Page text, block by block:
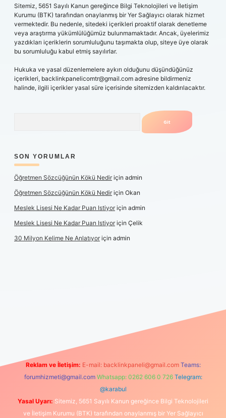
Sitemiz, 5651 Sayılı Kanun gereğince Bilgi Teknolojileri ve İletişim
Kurumu (BTK) tarafından onaylanmış bir Yer Sağlayıcı olarak hizmet
vermektedir. Bu nedenle, sitedeki içerikleri proaktif olarak denetleme
veya araştırma yükümlülüğümüz bulunmamaktadır. Ancak, üyelerimiz
yazdıkları içeriklerin sorumluluğunu taşımakta olup, siteye üye olarak
bu sorumluluğu kabul etmiş sayılırlar.
Hukuka ve yasal düzenlemelere aykırı olduğunu düşündüğünüz
içerikleri, backlinkpanelicomtr@gmail.com adresine bildirmeniz
halinde, ilgili içerikler yasal süre içerisinde sitemizden kaldırılacaktır.
SON YORUMLAR
Öğretmen Sözcüğünün Kökü Nediriçin admin
Öğretmen Sözcüğünün Kökü Nediriçin Okan
Meslek Lisesi Ne Kadar Puan Istiyoriçin admin
Meslek Lisesi Ne Kadar Puan Istiyoriçin Çelik
30 Milyon Kelime Ne Anlatıyoriçin admin
elexbetgiris.org
Reklam ve İletişim: E-mail: backlinkpaneli@gmail.com Teams:
forumhizmeti@gmail.com Whatsapp: 0262 606 0 726 Telegram:
@karabul
Yasal Uyarı: Sitemiz, 5651 Sayılı Kanun gereğince Bilgi Teknolojileri
ve İletişim Kurumu (BTK) tarafından onaylanmış bir Yer Sağlayıcı